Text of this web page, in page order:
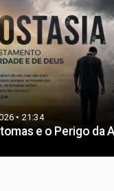
• 21:34
e o Perigo da